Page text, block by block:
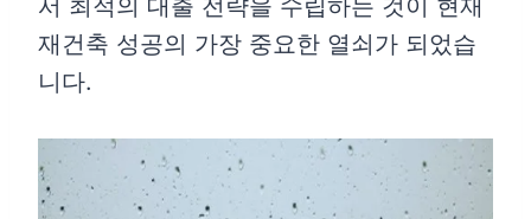
서 최적의 대출 전략을 수립하는 것이 현재
재건축 성공의 가장 중요한 열쇠가 되었습
니다.